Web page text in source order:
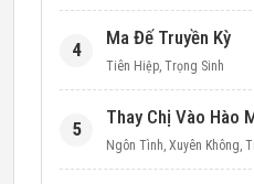
4
Ma Đế Truyền Kỳ
Tiên Hiệp, Trọng Sinh
5
Ngôn Tình, Xuyên Không,